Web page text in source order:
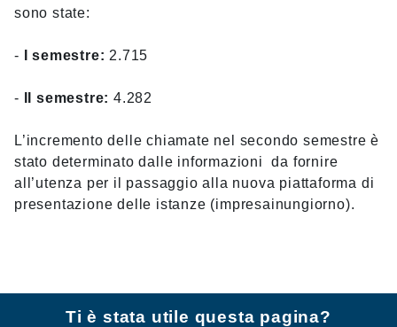
sono state:
- I semestre: 2.715
- II semestre:4.282
L’incremento delle chiamate nel secondo semestre è
stato determinato dalle informazioni da fornire
all’utenza per il passaggio alla nuova piattaforma di
presentazione delle istanze (impresainungiorno).
Ti è stata utile questa pagina?